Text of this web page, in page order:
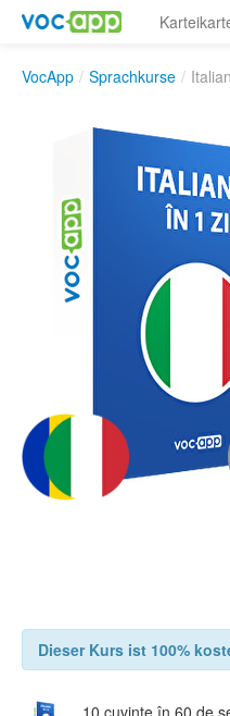
VocApp / Sprachkurse /
Dieser Kurs ist 100%
10 cuvinte în 60 de